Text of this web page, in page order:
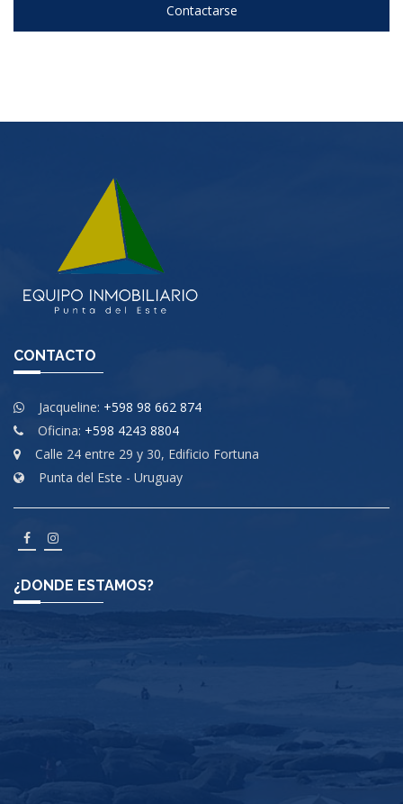
Contactarse
CONTACTO
Jacqueline: +598 98 662 874
Oficina: +598 4243 8804
Calle 24 entre 29 y 30, Edificio Fortuna
Punta del Este - Uruguay
¿DONDE ESTAMOS?